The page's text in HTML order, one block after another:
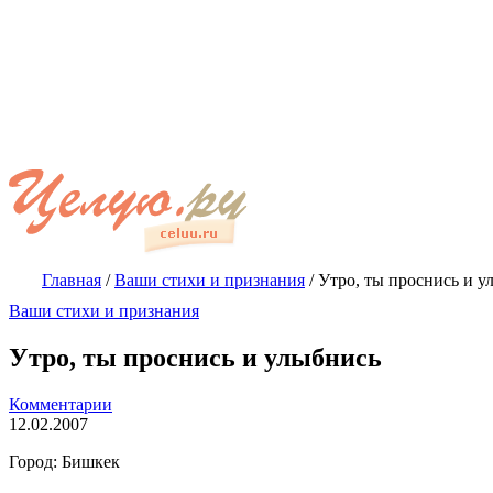
Главная /Ваши стихи и признания /Утро, ты проснись и
Ваши стихи и признания
Утро, ты проснись и улыбнись
Комментарии
12.02.2007
Город: Бишкек